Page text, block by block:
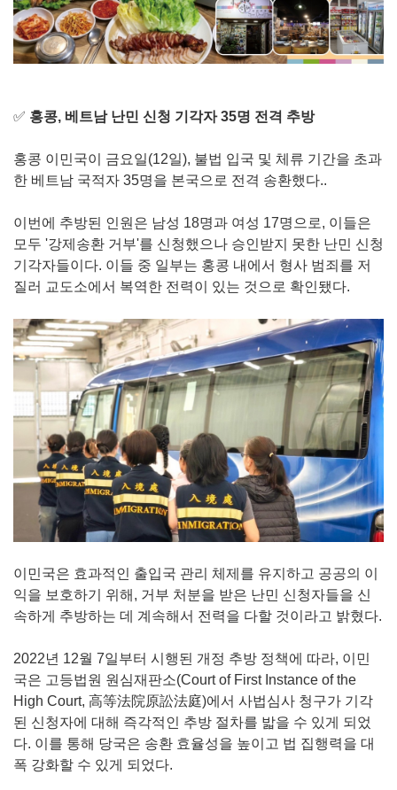
✅ 홍콩, 베트남 난민 신청 기각자 35명 전격 추방
홍콩 이민국이 금요일(12일), 불법 입국 및 체류 기간을 초과
한 베트남 국적자 35명을 본국으로 전격 송환했다..
이번에 추방된 인원은 남성 18명과 여성 17명으로, 이들은
모두 '강제송환 거부'를 신청했으나 승인받지 못한 난민 신청
기각자들이다. 이들 중 일부는 홍콩 내에서 형사 범죄를 저
질러 교도소에서 복역한 전력이 있는 것으로 확인됐다.
이민국은 효과적인 출입국 관리 체제를 유지하고 공공의 이
익을 보호하기 위해, 거부 처분을 받은 난민 신청자들을 신
속하게 추방하는 데 계속해서 전력을 다할 것이라고 밝혔다.
2022년 12월 7일부터 시행된 개정 추방 정책에 따라, 이민
국은 고등법원 원심재판소(Court of First Instance of the
High Court, 高等法院原訟法庭)에서 사법심사 청구가 기각
된 신청자에 대해 즉각적인 추방 절차를 밟을 수 있게 되었
다. 이를 통해 당국은 송환 효율성을 높이고 법 집행력을 대
폭 강화할 수 있게 되었다.